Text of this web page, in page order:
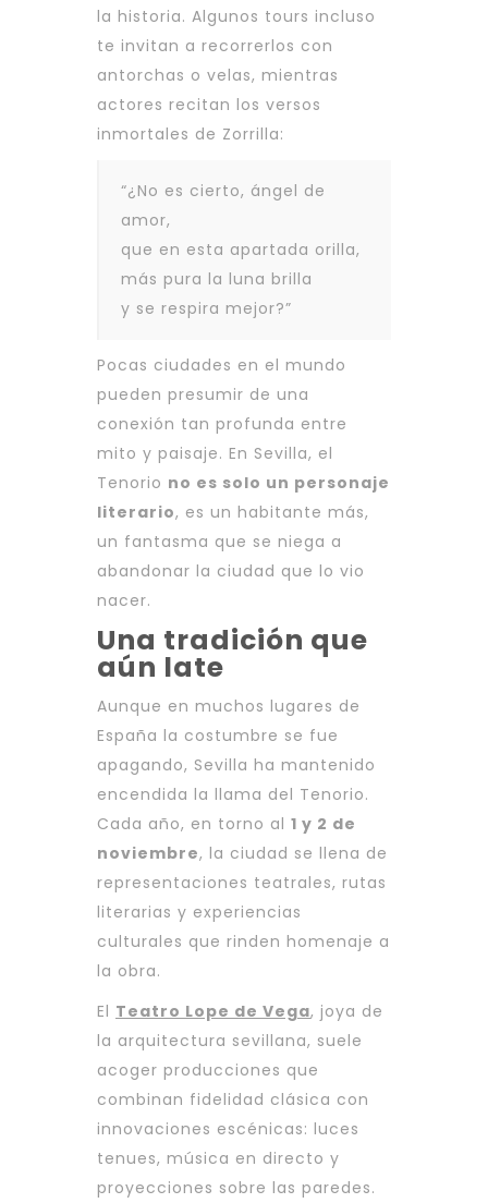
la historia. Algunos tours incluso
te invitan a recorrerlos con
antorchas o velas, mientras
actores recitan los versos
inmortales de Zorrilla:
“¿No es cierto, ángel de
amor,
que en esta apartada orilla,
más pura la luna brilla
y se respira mejor?”
Pocas ciudades en el mundo
pueden presumir de una
conexión tan profunda entre
mito y paisaje. En Sevilla, el
Tenorio no es solo un personaje
literario, es un habitante más,
un fantasma que se niega a
abandonar la ciudad que lo vio
nacer.
Una tradición que
aún late
Aunque en muchos lugares de
España la costumbre se fue
apagando, Sevilla ha mantenido
encendida la llama del Tenorio.
Cada año, en torno al 1 y 2 de
noviembre, la ciudad se llena de
representaciones teatrales, rutas
literarias y experiencias
culturales que rinden homenaje a
la obra.
El Teatro Lope de Vega, joya de
la arquitectura sevillana, suele
acoger producciones que
combinan fidelidad clásica con
innovaciones escénicas: luces
tenues, música en directo y
proyecciones sobre las paredes.